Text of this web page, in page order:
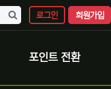
로그인 회원가입
포인트 전환